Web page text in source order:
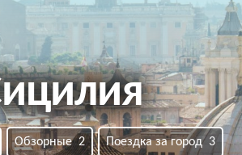
Обзорные 2 Поездка за город 3